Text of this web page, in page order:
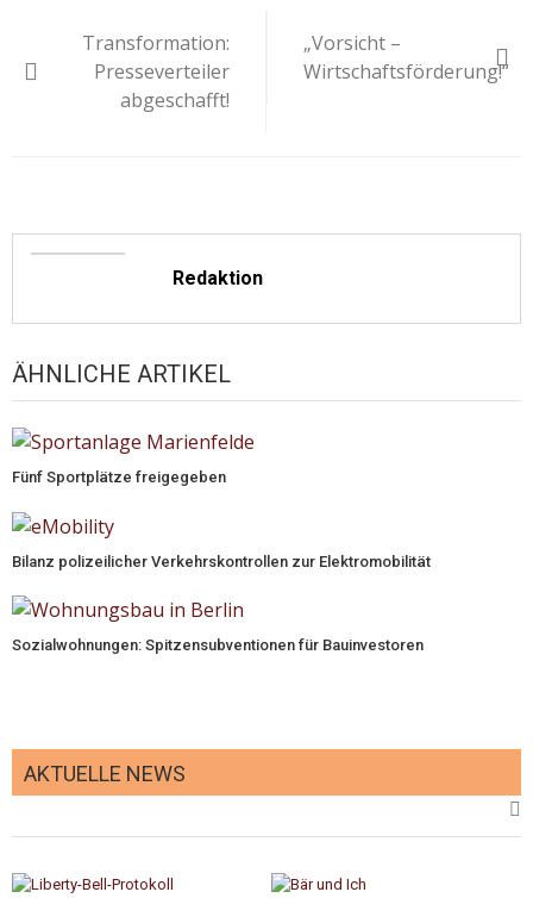
Transformation:
Presseverteiler
abgeschafft!
„Vorsicht –
Wirtschaftsförderung!“
Redaktion
ÄHNLICHE ARTIKEL
Fünf Sportplätze freigegeben
Bilanz polizeilicher Verkehrskontrollen zur Elektromobilität
Sozialwohnungen: Spitzensubventionen für Bauinvestoren
AKTUELLE NEWS